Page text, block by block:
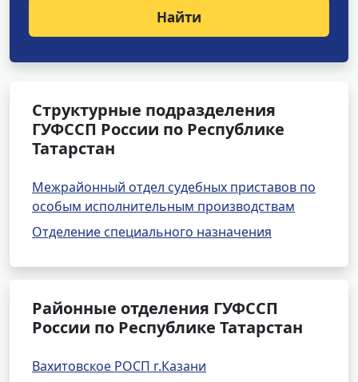
Найти
Структурные подразделения
ГУФССП России по Республике
Татарстан
Межрайонный отдел судебных приставов по
особым исполнительным производствам
Отделение специального назначения
Районные отделения ГУФССП
России по Республике Татарстан
Вахитовское РОСП г.Казани